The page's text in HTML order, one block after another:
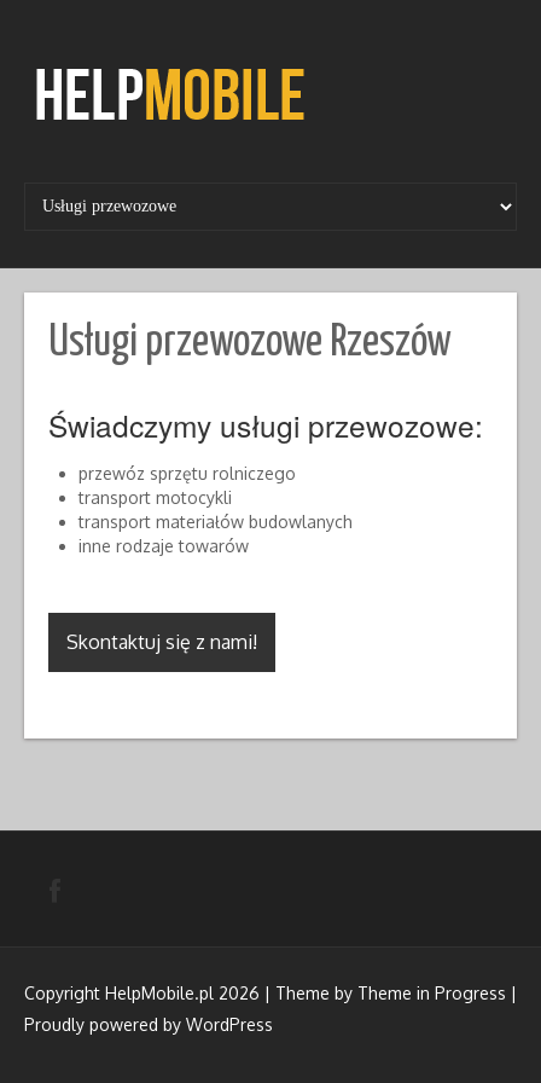
Usługi przewozowe Rzeszów
Świadczymy usługi przewozowe:
przewóz sprzętu rolniczego
transport motocykli
transport materiałów budowlanych
inne rodzaje towarów
Skontaktuj się z nami!
Copyright HelpMobile.pl 2026 | Theme by Theme in Progress |
Proudly powered by WordPress